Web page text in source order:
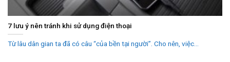
7 lưu ý nên tránh khi sử dụng điện thoại
Từ lâu dân gian ta đã có câu “của bền tại người”. Cho nên, việc...